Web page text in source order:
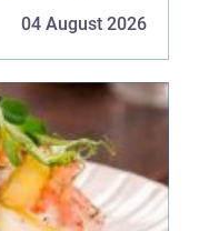
asfalt eller
04 August 2026